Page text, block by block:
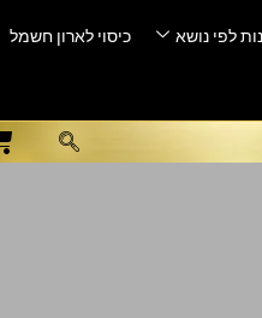
לפי נושא כיסוי לארון חשמל